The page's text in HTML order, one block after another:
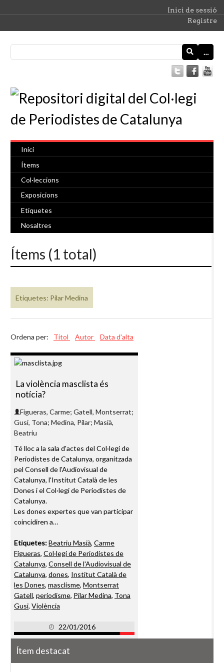
Inici de sessió
Registre
…
Inici
Ítems
Col·leccions
Exposicions
Etiquetes
Nosaltres
Ítems (1 total)
Etiquetes: Pilar Medina
Ordena per: Títol Autor Data d'alta
La violència masclista és
notícia?
Figueras, Carme; Gatell, Montserrat;
Gusi, Tona; Medina, Pilar; Masià,
Beatriu
Té lloc a la sala d'actes del Col·legi de
Periodistes de Catalunya, organitzada
pel Consell de l'Audiovisual de
Catalunya, l'Institut Català de les
Dones i el Col·legi de Periodistes de
Catalunya.
Les dones expertes que van participar
coincidiren a…
Etiquetes:Beatriu Masià, Carme
Figueras, Col·legi de Periodistes de
Catalunya, Consell de l'Audiovisual de
Catalunya, dones, Institut Català de
les Dones, masclisme, Montserrat
Gatell, periodisme, Pilar Medina, Tona
Gusi, Violència
22/01/2016
Ítem destacat